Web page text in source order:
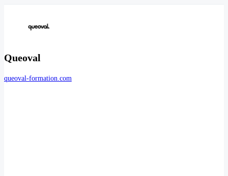
Queoval
queoval-formation.com